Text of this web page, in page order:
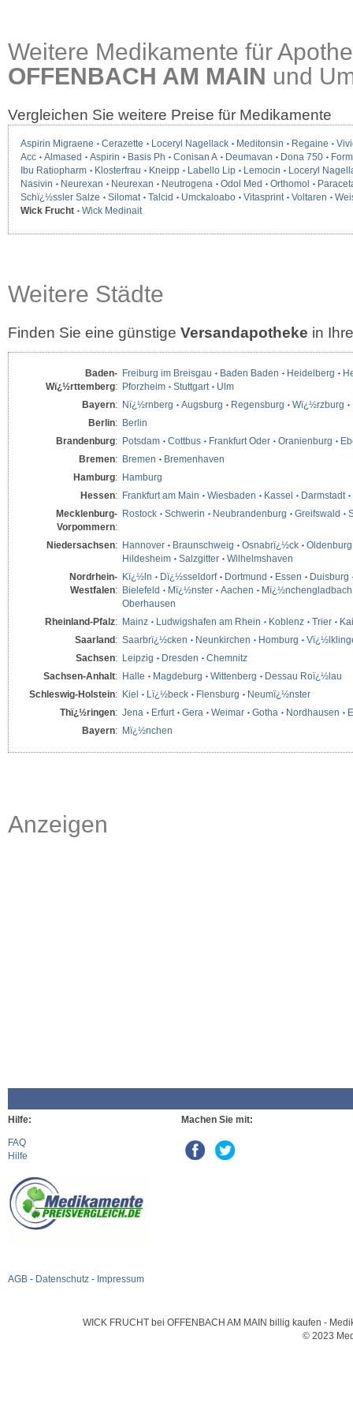
Weitere Medikamente für
OFFENBACH AM MAIN und
Vergleichen Sie weitere Preise für Medikamente
Aspirin Migraene Cerazette Loceryl Nagellack Meditonsin Regaine
Acc
Almased Aspirin Basis Ph Conisan A Deumavan Dona 750
Ibu Ratiopharm
Klosterfrau Kneipp Labello Lip Lemocin
Loceryl
Nasivin
Neurexan Neurexan Neutrogena Odol Med Orthomol
Schï¿½ssler Salze
Silomat Talcid Umckaloabo Vitasprint Voltaren
Wick Frucht
Wick Medinait
Weitere Städte
Finden Sie eine günstige Versandapotheke in
Baden-
Wï¿½rttemberg:
Freiburg im Breisgau Baden Baden Heidelberg
Pforzheim
Stuttgart
Ulm
Bayern: Nï¿½rnberg Augsburg Regensburg Wï¿½rzburg
Berlin: Berlin
Brandenburg: Potsdam Cottbus Frankfurt Oder Oranienburg
Bremen: Bremen
Bremenhaven
Hamburg: Hamburg
Hessen: Frankfurt am Main Wiesbaden Kassel
Darmstadt
Mecklenburg-
Vorpommern:
Rostock Schwerin Neubrandenburg Greifswald
Niedersachsen: Hannover Braunschweig Osnabrï¿½ck
Oldenburg
Hildesheim
Salzgitter
Wilhelmshaven
Nordrhein-
Westfalen:
Kï¿½ln Dï¿½sseldorf Dortmund Essen
Duisburg
Bielefeld
Mï¿½nster Aachen
Mï¿½nchengladbach
Oberhausen
Rheinland-Pfalz: Mainz Ludwigshafen am Rhein Koblenz Trier
Saarland: Saarbrï¿½cken Neunkirchen Homburg
Sachsen: Leipzig Dresden
Chemnitz
Sachsen-Anhalt: Halle Magdeburg Wittenberg
Dessau Roï¿½lau
Schleswig-Holstein: Kiel Lï¿½beck Flensburg
Neumï¿½nster
Thï¿½ringen: Jena Erfurt Gera Weimar Gotha Nordhausen
Bayern: Mï¿½nchen
Anzeigen
Hilfe:
FAQ
Hilfe
AGB - Datenschutz - Impressum
Machen Sie mit:
WICK FRUCHT bei OFFENBACH AM MAIN billig kaufen -
© 2023